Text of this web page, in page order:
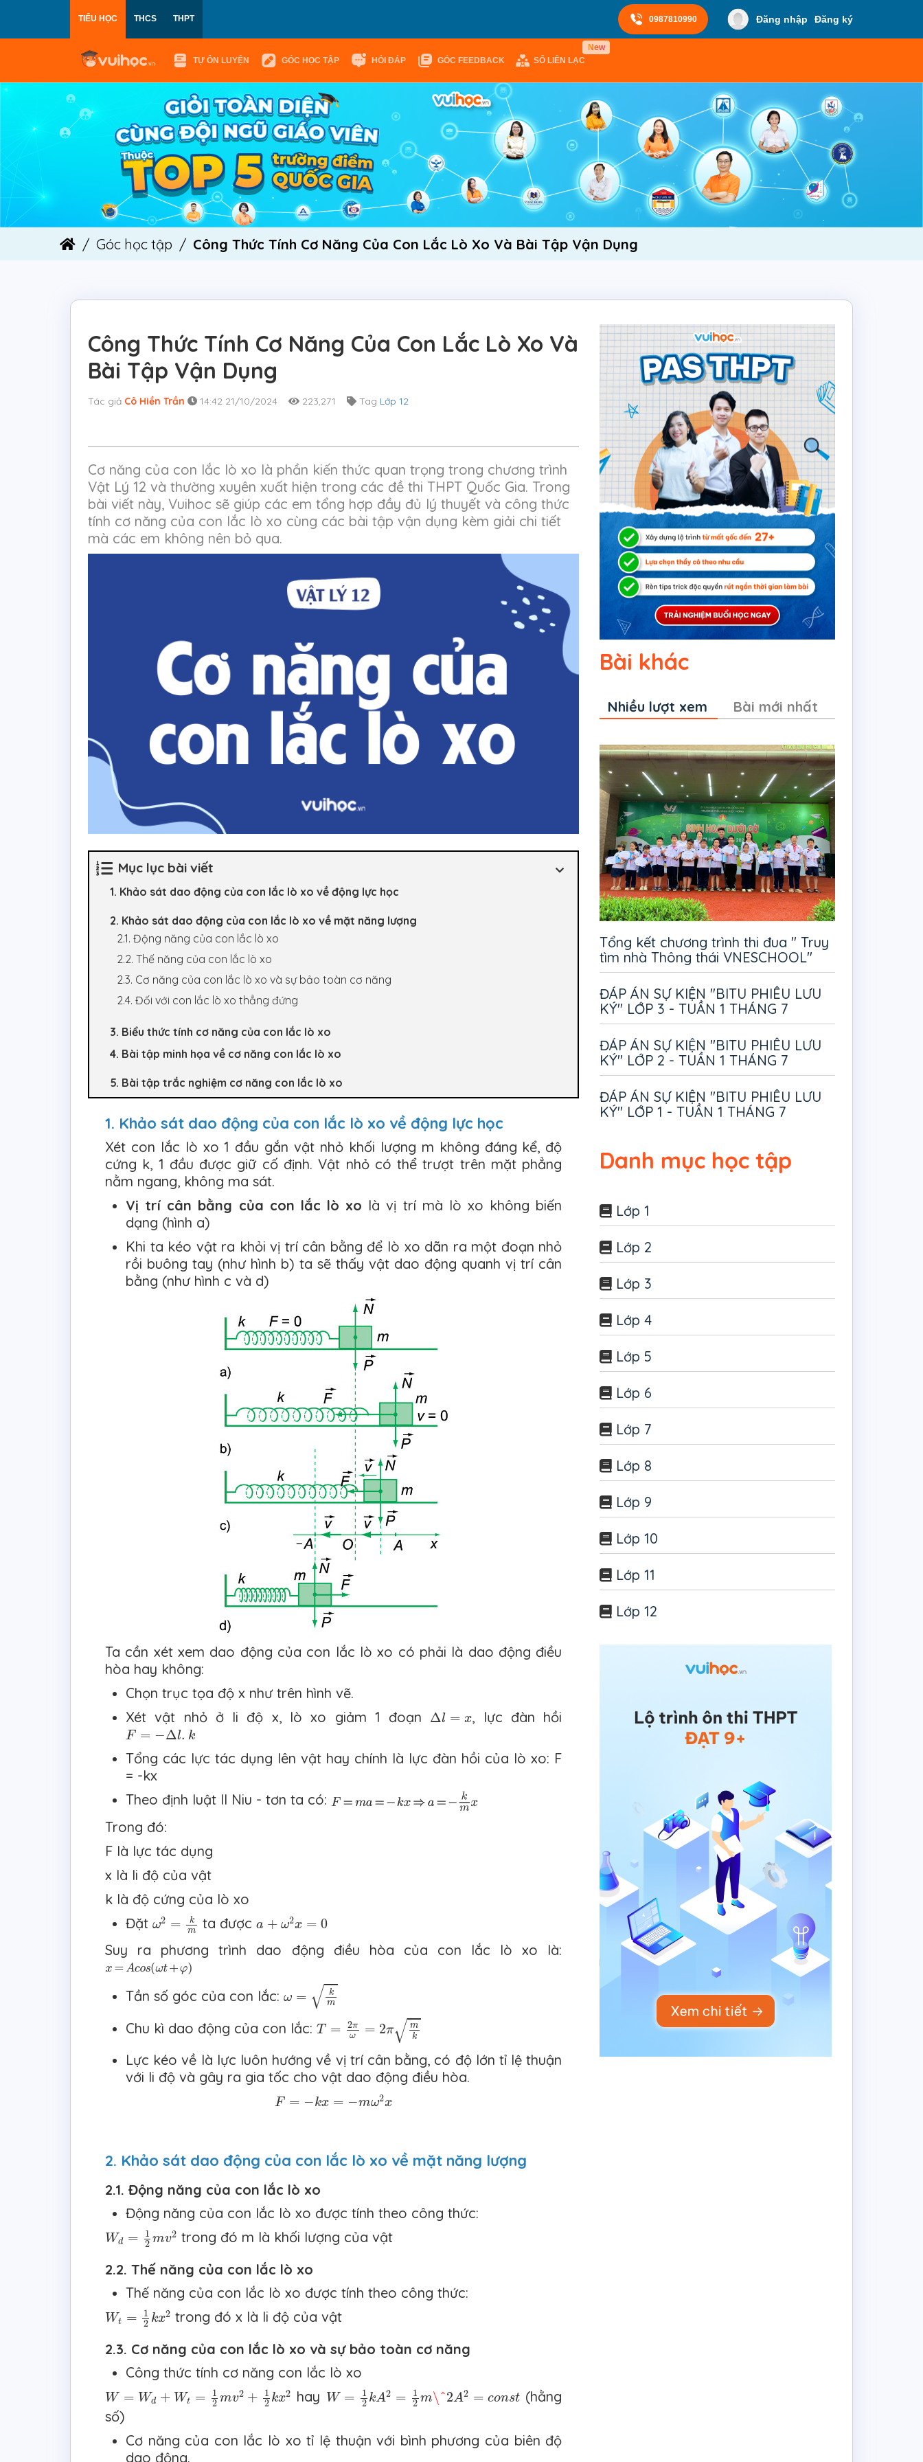
TIỂU HỌC THCS THPT 0987810990 Đăng nhập Đăng ký
TỰ ÔN LUYỆN GÓC HỌC TẬP HỎI ĐÁP GÓC FEEDBACK SỔ LIÊN LẠC
New
Góc học tập Công Thức Tính Cơ Năng Của Con Lắc Lò Xo Và Bài Tập Vận Dụng
Công Thức Tính Cơ Năng Của Con Lắc Lò Xo Và
Bài Tập Vận Dụng
Tác giả Cô Hiền Trần 14:42 21/10/2024 223,271 Tag Lớp 12
Cơ năng của con lắc lò xo là phần kiến thức quan trọng trong chương trình
Vật Lý 12 và thường xuyên xuất hiện trong các đề thi THPT Quốc Gia. Trong
bài viết này, Vuihoc sẽ giúp các em tổng hợp đầy đủ lý thuyết và công thức
tính cơ năng của con lắc lò xo cùng các bài tập vận dụng kèm giải chi tiết
mà các em không nên bỏ qua.
Mục lục bài viết
1. Khảo sát dao động của con lắc lò xo về động lực học
2. Khảo sát dao động của con lắc lò xo về mặt năng lượng
2.1. Động năng của con lắc lò xo
2.2. Thế năng của con lắc lò xo
2.3. Cơ năng của con lắc lò xo và sự bảo toàn cơ năng
2.4. Đối với con lắc lò xo thẳng đứng
3. Biểu thức tính cơ năng của con lắc lò xo
4. Bài tập minh họa về cơ năng con lắc lò xo
5. Bài tập trắc nghiệm cơ năng con lắc lò xo
1. Khảo sát dao động của con lắc lò xo về động lực học
Xét con lắc lò xo 1 đầu gắn vật nhỏ khối lượng m không đáng kể, độ
cứng k, 1 đầu được giữ cố định. Vật nhỏ có thể trượt trên mặt phẳng
nằm ngang, không ma sát.
Vị trí cân bằng của con lắc lò xo là vị trí mà lò xo không biến
dạng (hình a)
Khi ta kéo vật ra khỏi vị trí cân bằng để lò xo dãn ra một đoạn nhỏ
rồi buông tay (như hình b) ta sẽ thấy vật dao động quanh vị trí cân
bằng (như hình c và d)
Ta cần xét xem dao động của con lắc lò xo có phải là dao động điều
hòa hay không:
Chọn trục tọa độ x như trên hình vẽ.
Xét vật nhỏ ở li độ x, lò xo giảm 1 đoạn Δl = x
Δ = , lực đàn hồi
F = −Δl. k
F=
k
Tổng các lực tác dụng lên vật hay chính là lực đàn hồi của lò xo: F
= -kx
Theo định luật II Niu - tơn ta có:
Trong đó:
F là lực tác dụng
x là li độ của vật
k là độ cứng của lò xo
Đặt ω2 =
k
m
ω2 m ta đượca + ω2x = 0
+ω x
Suy ra phương trình dao động điều hòa của con lắc lò xo là:
Tần số góc của con lắc: ω = √ k
m
Chu kì dao động của con lắc: T = 2π
ω
= 2π√ m
k
ω
Lực kéo về là lực luôn hướng về vị trí cân bằng, có độ lớn tỉ lệ thuận
với li độ và gây ra gia tốc cho vật dao động điều hòa.
F = −kx = −mω2x
F= =−
2. Khảo sát dao động của con lắc lò xo về mặt năng lượng
2.1. Động năng của con lắc lò xo
Động năng của con lắc lò xo được tính theo công thức:
Wd =
1
2 mv2
Wd m 2 trong đó m là khối lượng của vật
2.2. Thế năng của con lắc lò xo
Thế năng của con lắc lò xo được tính theo công thức:
Wt =
1
2 kx2
Wt k x
trong đó x là li độ của vật
2.3. Cơ năng của con lắc lò xo và sự bảo toàn cơ năng
Công thức tính cơ năng con lắc lò xo
W = Wd + Wt =
1
2 mv2 +
1
2 kx2
W= d+ =12 2 k hay W =
1
2 kA2 =
1
2 m\^2A2 = const
W= k A 2=1 m\^ 2 A2 co
(hằng
số)
Cơ năng của con lắc lò xo tỉ lệ thuận với bình phương của biên độ
dao động.
Bài khác
Nhiều lượt xem Bài mới nhất
Tổng kết chương trình thi đua " Truy
tìm nhà Thông thái VNESCHOOL"
ĐÁP ÁN SỰ KIỆN "BITU PHIÊU LƯU
KÝ" LỚP 3 - TUẦN 1 THÁNG 7
ĐÁP ÁN SỰ KIỆN "BITU PHIÊU LƯU
KÝ" LỚP 2 - TUẦN 1 THÁNG 7
ĐÁP ÁN SỰ KIỆN "BITU PHIÊU LƯU
KÝ" LỚP 1 - TUẦN 1 THÁNG 7
Danh mục học tập
Lớp 1
Lớp 2
Lớp 3
Lớp 4
Lớp 5
Lớp 6
Lớp 7
Lớp 8
Lớp 9
Lớp 10
Lớp 11
Lớp 12